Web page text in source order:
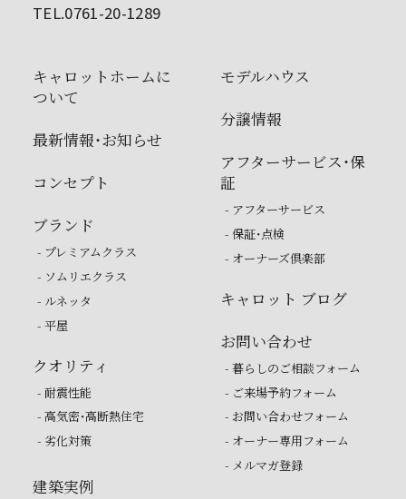
TEL.0761-20-1289
キャロットホームに
ついて
最新情報・お知らせ
コンセプト
ブランド
- プレミアムクラス
- ソムリエクラス
- ルネッタ
- 平屋
クオリティ
- 耐震性能
- 高気密・高断熱住宅
- 劣化対策
建築実例
モデルハウス
分譲情報
アフターサービス・保
証
- アフターサービス
- 保証・点検
- オーナーズ倶楽部
キャロット ブログ
お問い合わせ
- 暮らしのご相談フォーム
- ご来場予約フォーム
- お問い合わせフォーム
- オーナー専用フォーム
- メルマガ登録